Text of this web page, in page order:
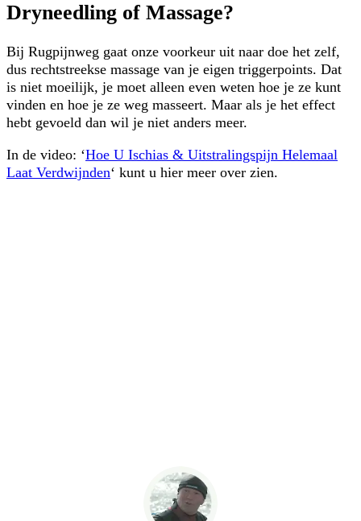
Dryneedling of Massage?
Bij Rugpijnweg gaat onze voorkeur uit naar doe het zelf,
dus rechtstreekse massage van je eigen triggerpoints. Dat
is niet moeilijk, je moet alleen even weten hoe je ze kunt
vinden en hoe je ze weg masseert. Maar als je het effect
hebt gevoeld dan wil je niet anders meer.
In de video: ‘Hoe U Ischias & Uitstralingspijn Helemaal
Laat Verdwijnden‘ kunt u hier meer over zien.